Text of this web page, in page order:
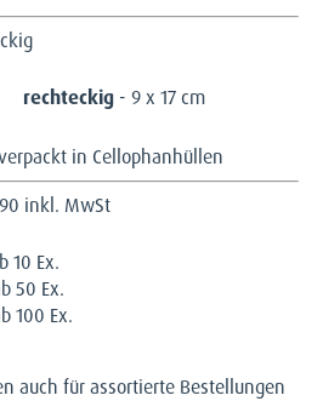
rechteckig - 9 x 17 cm
in Cellophanhüllen
inkl. MwSt
10 Ex.
50 Ex.
100 Ex.
auch für assortierte Bestellungen